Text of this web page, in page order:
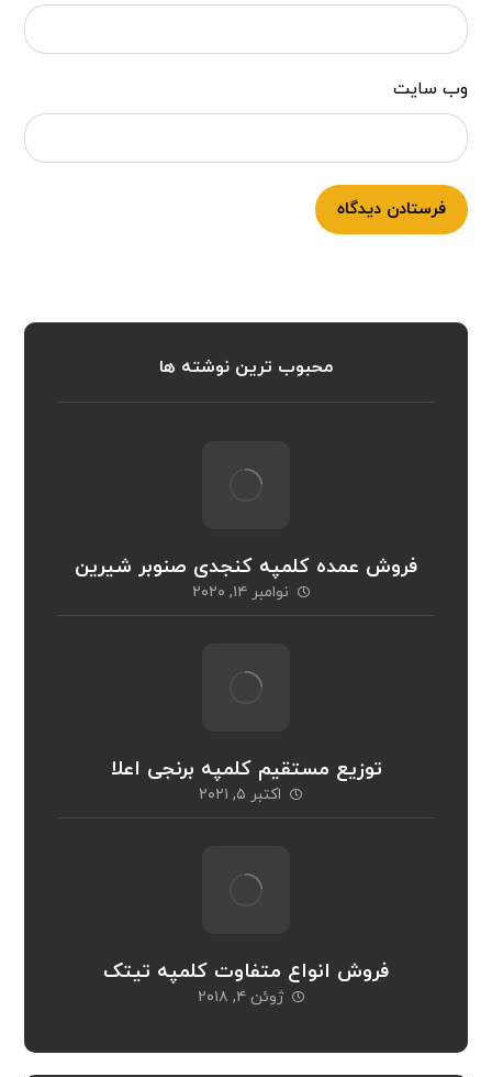
وب‌ سایت
فرستادن دیدگاه
محبوب ترین نوشته ها
فروش عمده کلمپه کنجدی صنوبر شیرین
نوامبر ۱۴, ۲۰۲۰
توزیع مستقیم کلمپه برنجی اعلا
اکتبر ۵, ۲۰۲۱
فروش انواع متفاوت کلمپه تیتک
ژوئن ۴, ۲۰۱۸